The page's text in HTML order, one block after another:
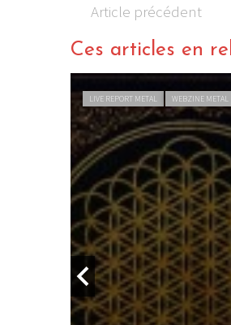
Article précédent
Ces articles en
LIVE REPORT METAL WEBZINE METAL